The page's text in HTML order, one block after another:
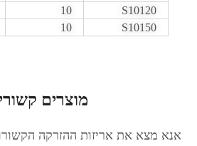
S10120
S10150
מוצרים קשורים
אנא מצא את אריזות ההזרקה הקשורות